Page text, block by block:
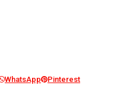
WhatsApp
Pinterest